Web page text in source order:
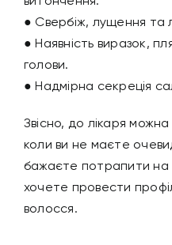
● Свербіж, лущення та
● Наявність виразок,
голови.
● Надмірна секреція
Звісно, до лікаря можна
коли ви не маєте
бажаєте потрапити на
хочете провести
волосся.